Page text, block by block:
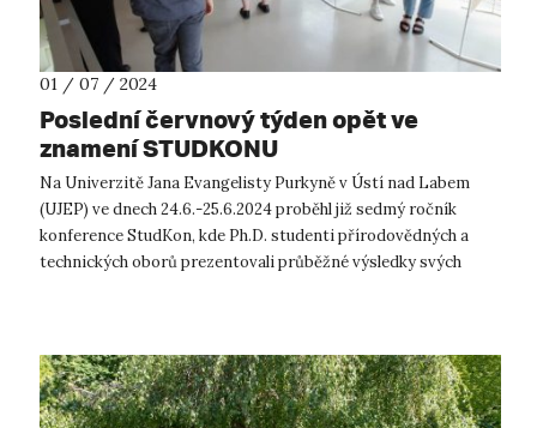
01 / 07 / 2024
Poslední červnový týden opět ve
znamení STUDKONU
Na Univerzitě Jana Evangelisty Purkyně v Ústí nad Labem
(UJEP) ve dnech 24.6.-25.6.2024 proběhl již sedmý ročník
konference StudKon, kde Ph.D. studenti přírodovědných a
technických oborů prezentovali průběžné výsledky svých